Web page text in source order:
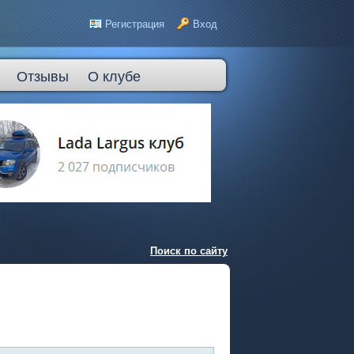
Регистрация Вход
Отзывы О клубе
Поиск по сайту